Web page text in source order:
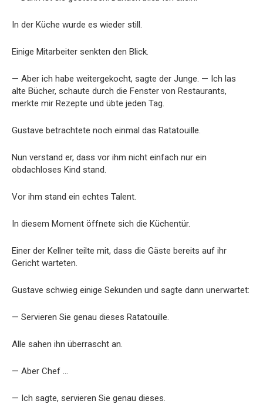
In der Küche wurde es wieder still.
Einige Mitarbeiter senkten den Blick.
— Aber ich habe weitergekocht, sagte der Junge. — Ich las
alte Bücher, schaute durch die Fenster von Restaurants,
merkte mir Rezepte und übte jeden Tag.
Gustave betrachtete noch einmal das Ratatouille.
Nun verstand er, dass vor ihm nicht einfach nur ein
obdachloses Kind stand.
Vor ihm stand ein echtes Talent.
In diesem Moment öffnete sich die Küchentür.
Einer der Kellner teilte mit, dass die Gäste bereits auf ihr
Gericht warteten.
Gustave schwieg einige Sekunden und sagte dann unerwartet:
— Servieren Sie genau dieses Ratatouille.
Alle sahen ihn überrascht an.
— Aber Chef …
— Ich sagte, servieren Sie genau dieses.